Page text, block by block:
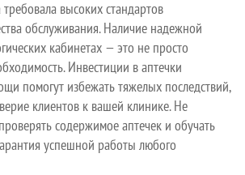
требовала высоких стандартов
обслуживания. Наличие надежной
кабинетах — это не просто
Инвестиции в аптечки
помогут избежать тяжелых последствий,
клиентов к вашей клинике. Не
содержимое аптечек и обучать
успешной работы любого